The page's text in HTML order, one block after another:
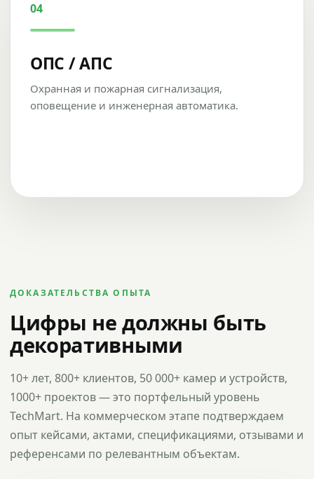
04
ОПС / АПС
Охранная и пожарная сигнализация,
оповещение и инженерная автоматика.
ДОКАЗАТЕЛЬСТВА ОПЫТА
Цифры не должны быть
декоративными
10+ лет, 800+ клиентов, 50 000+ камер и устройств,
1000+ проектов — это портфельный уровень
TechMart. На коммерческом этапе подтверждаем
опыт кейсами, актами, спецификациями, отзывами и
референсами по релевантным объектам.